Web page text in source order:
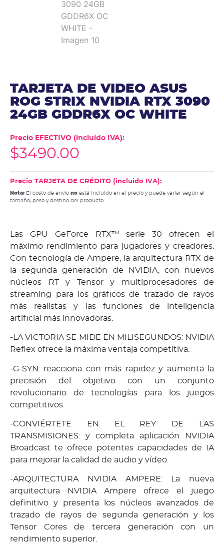
TARJETA DE VIDEO ASUS
ROG STRIX NVIDIA RTX 3090
24GB GDDR6X OC WHITE
Precio EFECTIVO (incluido IVA):
$3490.00
Precio TARJETA DE CRÉDITO (incluido IVA):
Nota: El costo de envío no está incluido en el precio y puede variar según el
tamaño, peso y destino del producto.
Las GPU GeForce RTX™ serie 30 ofrecen el
máximo rendimiento para jugadores y creadores.
Con tecnología de Ampere, la arquitectura RTX de
la segunda generación de NVIDIA, con nuevos
núcleos RT y Tensor y multiprocesadores de
streaming para los gráficos de trazado de rayos
más realistas y las funciones de inteligencia
artificial más innovadoras.
-LA VICTORIA SE MIDE EN MILISEGUNDOS: NVIDIA
Reflex ofrece la máxima ventaja competitiva.
-G-SYN: reacciona con más rapidez y aumenta la
precisión del objetivo con un conjunto
revolucionario de tecnologías para los juegos
competitivos.
-CONVIÉRTETE EN EL REY DE LAS
TRANSMISIONES: y completa aplicación NVIDIA
Broadcast te ofrece potentes capacidades de IA
para mejorar la calidad de audio y vídeo.
-ARQUITECTURA NVIDIA AMPERE: La nueva
arquitectura NVIDIA Ampere ofrece el juego
definitivo y presenta los núcleos avanzados de
trazado de rayos de segunda generación y los
Tensor Cores de tercera generación con un
rendimiento superior.